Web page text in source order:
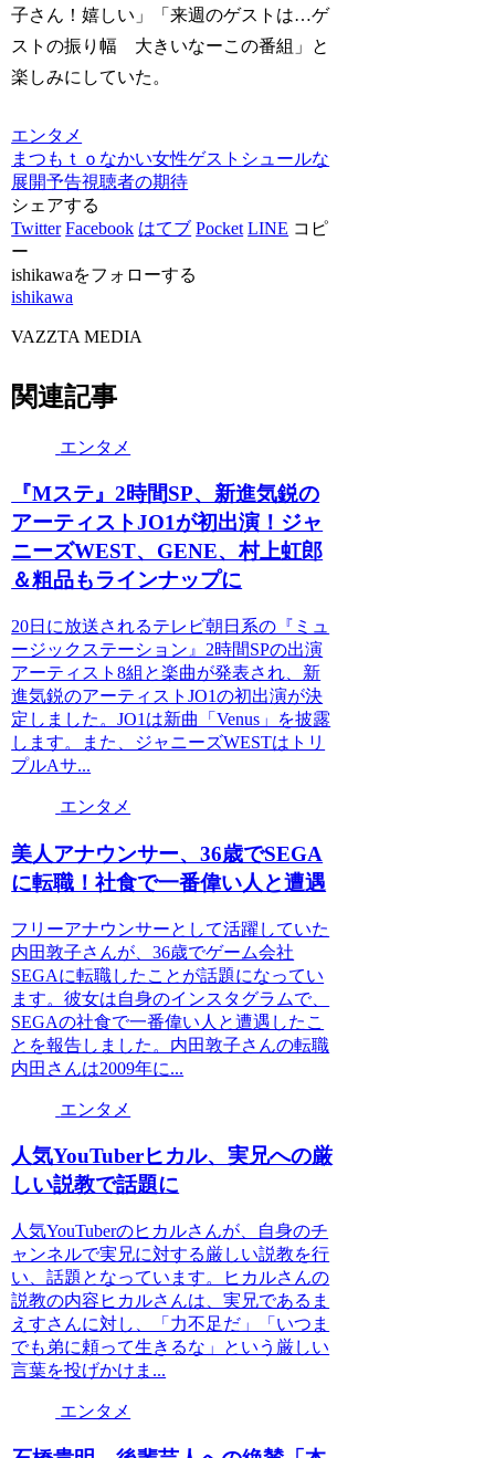
子さん！嬉しい」「来週のゲストは…ゲ
ストの振り幅 大きいなーこの番組」と
楽しみにしていた。
エンタメ
まつもｔｏなかい女性ゲスト シュールな
展開予告視聴者の期待
シェアする
Twitter Facebook はてブ Pocket LINE コピ
ー
ishikawaをフォローする
ishikawa
VAZZTA MEDIA
関連記事
エンタメ
『Mステ』2時間SP、新進気鋭の
アーティストJO1が初出演！ジャ
ニーズWEST、GENE、村上虹郎
＆粗品もラインナップに
20日に放送されるテレビ朝日系の『ミュ
ージックステーション』2時間SPの出演
アーティスト8組と楽曲が発表され、新
進気鋭のアーティストJO1の初出演が決
定しました。JO1は新曲「Venus」を披露
します。また、ジャニーズWESTはトリ
プルAサ...
エンタメ
美人アナウンサー、36歳でSEGA
に転職！社食で一番偉い人と遭遇
フリーアナウンサーとして活躍していた
内田敦子さんが、36歳でゲーム会社
SEGAに転職したことが話題になってい
ます。彼女は自身のインスタグラムで、
SEGAの社食で一番偉い人と遭遇したこ
とを報告しました。内田敦子さんの転職
内田さんは2009年に...
エンタメ
人気YouTuberヒカル、実兄への厳
しい説教で話題に
人気YouTuberのヒカルさんが、自身のチ
ャンネルで実兄に対する厳しい説教を行
い、話題となっています。ヒカルさんの
説教の内容ヒカルさんは、実兄であるま
えすさんに対し、「力不足だ」「いつま
でも弟に頼って生きるな」という厳しい
言葉を投げかけま...
エンタメ